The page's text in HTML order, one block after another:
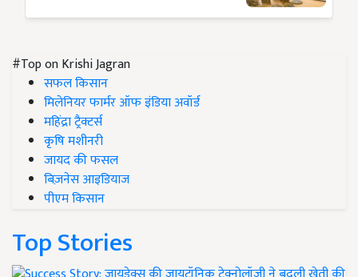
#Top on Krishi Jagran
सफल किसान
मिलेनियर फार्मर ऑफ इंडिया अवॉर्ड
महिंद्रा ट्रैक्टर्स
कृषि मशीनरी
जायद की फसल
बिज़नेस आइडियाज
पीएम किसान
Top Stories